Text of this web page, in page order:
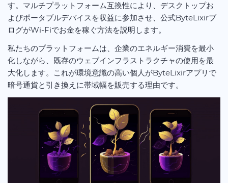
す。マルチプラットフォーム互換性により、デスクトップお
よびポータブルデバイスを収益に参加させ、公式ByteLixirブ
ログがWi-Fiでお金を稼ぐ方法を説明します。
私たちのプラットフォームは、企業のエネルギー消費を最小
化しながら、既存のウェブインフラストラクチャの使用を最
大化します。これが環境意識の高い個人がByteLixirアプリで
暗号通貨と引き換えに帯域幅を販売する理由です。